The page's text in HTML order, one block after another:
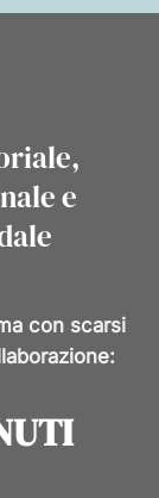
e
con scarsi